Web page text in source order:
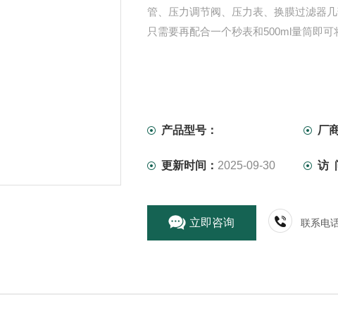
管、压力调节阀、压力表、换膜过滤器
只需要再配合一个秒表和500ml量筒即可
产品型号： 厂
更新时间： 2025-09-30 访
立即咨询 联系电